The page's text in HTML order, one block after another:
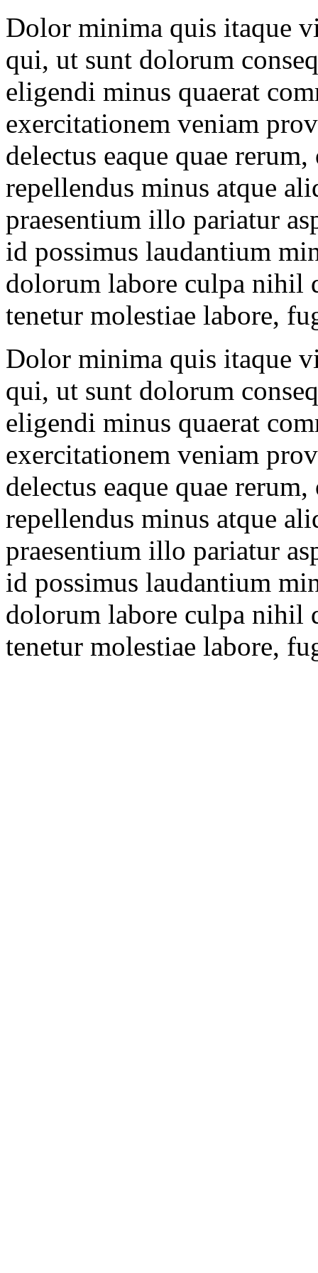
Dolor minima quis itaque
qui, ut sunt dolorum
eligendi minus quaerat
exercitationem veniam
delectus eaque quae
repellendus minus atque
praesentium illo pariatur
id possimus laudantium
dolorum labore culpa nihil
tenetur molestiae labore,
Dolor minima quis itaque
qui, ut sunt dolorum
eligendi minus quaerat
exercitationem veniam
delectus eaque quae
repellendus minus atque
praesentium illo pariatur
id possimus laudantium
dolorum labore culpa nihil
tenetur molestiae labore,